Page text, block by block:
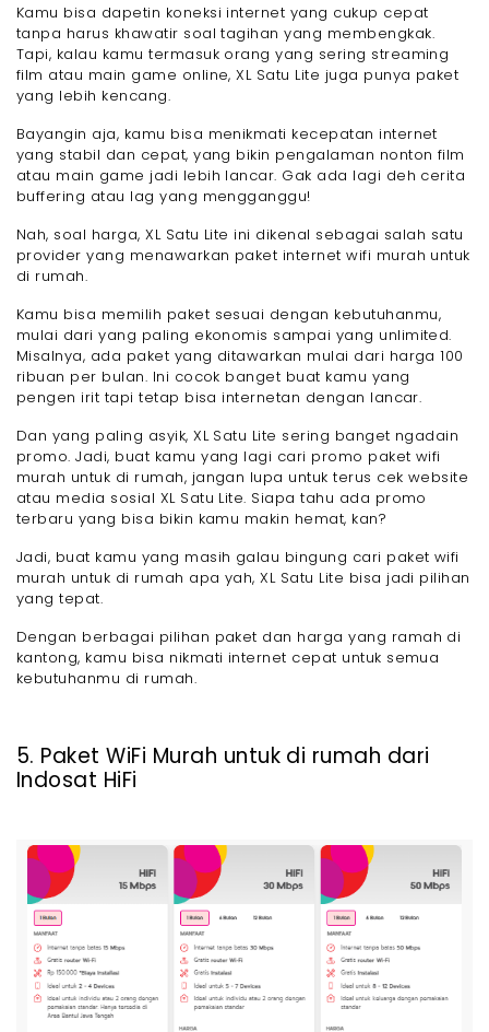
Kamu bisa dapetin koneksi internet yang cukup cepat
tanpa harus khawatir soal tagihan yang membengkak.
Tapi, kalau kamu termasuk orang yang sering streaming
film atau main game online, XL Satu Lite juga punya paket
yang lebih kencang.
Bayangin aja, kamu bisa menikmati kecepatan internet
yang stabil dan cepat, yang bikin pengalaman nonton film
atau main game jadi lebih lancar. Gak ada lagi deh cerita
buffering atau lag yang mengganggu!
Nah, soal harga, XL Satu Lite ini dikenal sebagai salah satu
provider yang menawarkan paket internet wifi murah untuk
di rumah.
Kamu bisa memilih paket sesuai dengan kebutuhanmu,
mulai dari yang paling ekonomis sampai yang unlimited.
Misalnya, ada paket yang ditawarkan mulai dari harga 100
ribuan per bulan. Ini cocok banget buat kamu yang
pengen irit tapi tetap bisa internetan dengan lancar.
Dan yang paling asyik, XL Satu Lite sering banget ngadain
promo. Jadi, buat kamu yang lagi cari promo paket wifi
murah untuk di rumah, jangan lupa untuk terus cek website
atau media sosial XL Satu Lite. Siapa tahu ada promo
terbaru yang bisa bikin kamu makin hemat, kan?
Jadi, buat kamu yang masih galau bingung cari paket wifi
murah untuk di rumah apa yah, XL Satu Lite bisa jadi pilihan
yang tepat.
Dengan berbagai pilihan paket dan harga yang ramah di
kantong, kamu bisa nikmati internet cepat untuk semua
kebutuhanmu di rumah.
5. Paket WiFi Murah untuk di rumah dari
Indosat HiFi